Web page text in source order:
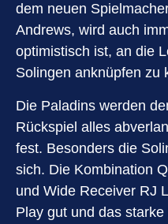
dem neuen
Andrews, wird auch
optimistisch ist, an die
Solingen anknüpfen zu
Die Paladins werden
Rückspiel alles
fest. Besonders die
sich. Die Kombination
und Wide Receiver RJ
Play gut und das